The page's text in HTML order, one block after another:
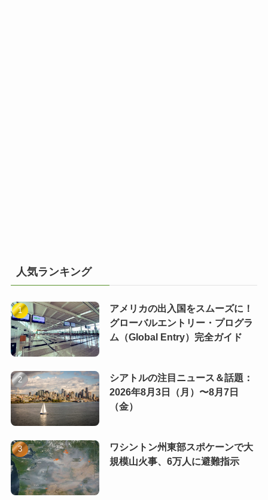
人気ランキング
アメリカの出入国をスムーズに！
グローバルエントリー・プログラ
ム（Global Entry）完全ガイド
シアトルの注目ニュース＆話題：
2026年8月3日（月）〜8月7日
（金）
ワシントン州東部スポケーンで大
規模山火事、6万人に避難指示